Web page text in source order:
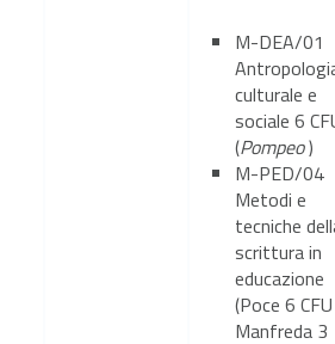
M-DEA/01
culturale e
sociale 6
(Pompeo)
M-PED/04
Metodi e
tecniche
scrittura in
educazione
(Poce 6
Manfreda 3